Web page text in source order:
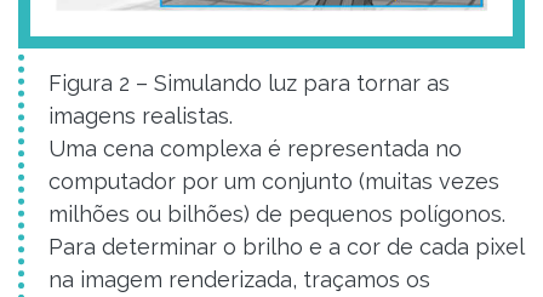
Figura 2 – Simulando luz para tornar as
imagens realistas.
Uma cena complexa é representada no
computador por um conjunto (muitas vezes
milhões ou bilhões) de pequenos polígonos.
Para determinar o brilho e a cor de cada pixel
na imagem renderizada, traçamos os